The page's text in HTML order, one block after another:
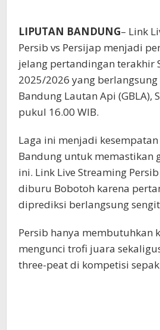
LIPUTAN BANDUNG– Link
Persib vs Persijap menjadi
jelang pertandingan terakhir
2025/2026 yang
Bandung Lautan Api (GBLA),
pukul 16.00 WIB.
Laga ini menjadi
Bandung untuk memastikan
ini. Link Live Streaming
diburu Bobotoh karena
diprediksi berlangsung
Persib hanya membutuhkan
mengunci trofi juara
three-peat di kompetisi